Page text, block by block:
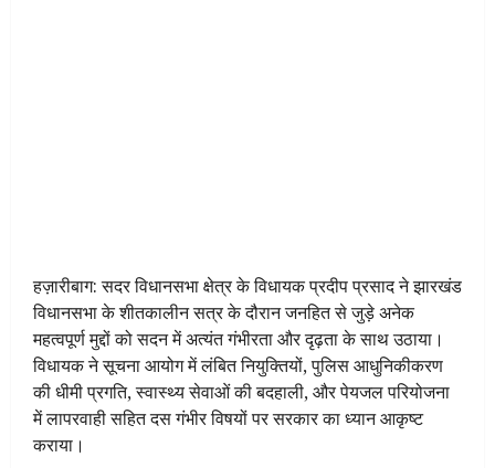
हज़ारीबाग: सदर विधानसभा क्षेत्र के विधायक प्रदीप प्रसाद ने झारखंड
विधानसभा के शीतकालीन सत्र के दौरान जनहित से जुड़े अनेक
महत्वपूर्ण मुद्दों को सदन में अत्यंत गंभीरता और दृढ़ता के साथ उठाया।
विधायक ने सूचना आयोग में लंबित नियुक्तियों, पुलिस आधुनिकीकरण
की धीमी प्रगति, स्वास्थ्य सेवाओं की बदहाली, और पेयजल परियोजना
में लापरवाही सहित दस गंभीर विषयों पर सरकार का ध्यान आकृष्ट
कराया।